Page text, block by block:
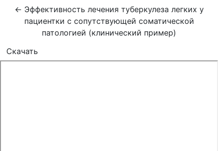
← Вернуться к Подробностям о статье
Эффективность лечения туберкулеза легких у
пациентки с сопутствующей соматической
патологией (клинический пример)
Скачать